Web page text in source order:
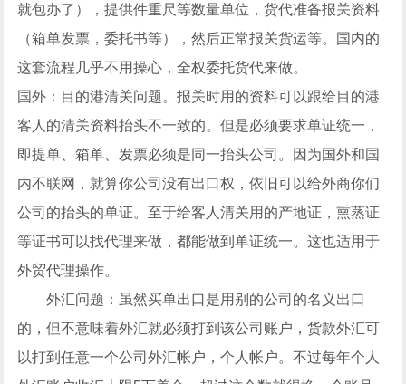
就包办了），提供件重尺等数量单位，货代准备报关资料
（箱单发票，委托书等），然后正常报关货运等。国内的
这套流程几乎不用操心，全权委托货代来做。
国外：目的港清关问题。报关时用的资料可以跟给目的港
客人的清关资料抬头不一致的。但是必须要求单证统一，
即提单、箱单、发票必须是同一抬头公司。因为国外和国
内不联网，就算你公司没有出口权，依旧可以给外商你们
公司的抬头的单证。至于给客人清关用的产地证，熏蒸证
等证书可以找代理来做，都能做到单证统一。这也适用于
外贸代理操作。
外汇问题：虽然买单出口是用别的公司的名义出口
的，但不意味着外汇就必须打到该公司账户，货款外汇可
以打到任意一个公司外汇帐户，个人帐户。不过每年个人